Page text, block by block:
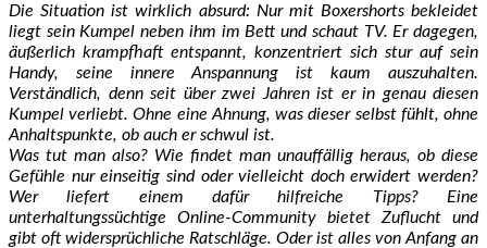
Die Situation ist wirklich absurd: Nur mit Boxershorts bekleidet
liegt sein Kumpel neben ihm im Bett und schaut TV. Er dagegen,
äußerlich krampfhaft entspannt, konzentriert sich stur auf sein
Handy, seine innere Anspannung ist kaum auszuhalten.
Verständlich, denn seit über zwei Jahren ist er in genau diesen
Kumpel verliebt. Ohne eine Ahnung, was dieser selbst fühlt, ohne
Anhaltspunkte, ob auch er schwul ist.
Was tut man also? Wie findet man unauffällig heraus, ob diese
Gefühle nur einseitig sind oder vielleicht doch erwidert werden?
Wer liefert einem dafür hilfreiche Tipps? Eine
unterhaltungssüchtige Online-Community bietet Zuflucht und
gibt oft widersprüchliche Ratschläge. Oder ist alles von Anfang an